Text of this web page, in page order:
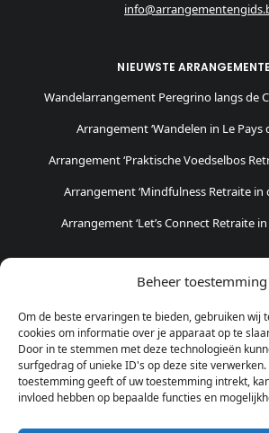
Beheer toestemming
Om de beste ervaringen te bieden, gebruiken wij
cookies om informatie over je apparaat op te
Door in te stemmen met deze technologieën
surfgedrag of unieke ID's op deze site verwerken.
toestemming geeft of uw toestemming intrekt,
invloed hebben op bepaalde functies en
NIEUWSTE
Wandelarrangement Peregrino langs de
Arrangement ‘Wandelen in Le Pays
Arrangement ‘Praktische Voedselbos
Arrangement ‘Mindfulness Retraite in
Arrangement ‘Let’s Connect Retraite
Weekendje Logeren en
Weekendje Natuur &